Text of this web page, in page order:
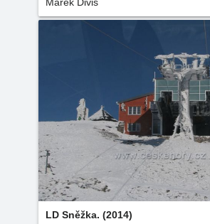
LD Sněžka. (2014)